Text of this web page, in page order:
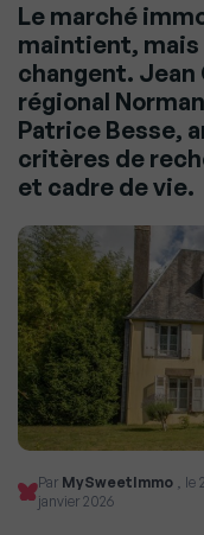
Le marché
maintient,
changent.
régional
Patrice Besse,
critères de
et cadre de vie.
Par MySweetImmo , le
janvier 2026